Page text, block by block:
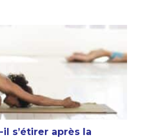
après la musculation ?
s’étirer après la